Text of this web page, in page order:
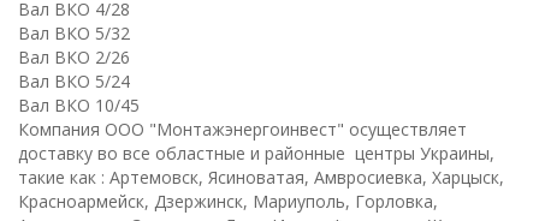
Вал ВКО 4/28
Вал ВКО 5/32
Вал ВКО 2/26
Вал ВКО 5/24
Вал ВКО 10/45
Компания ООО "Монтажэнергоинвест" осуществляет
доставку во все областные и районные центры Украины,
такие как : Артемовск, Ясиноватая, Амвросиевка, Харцыск,
Красноармейск, Дзержинск, Мариуполь, Горловка,